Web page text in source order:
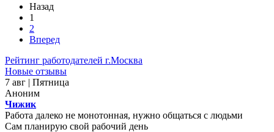
Назад
1
2
Вперед
Рейтинг работодателей г.Москва
Новые отзывы
7 авг | Пятница
Аноним
Чижик
Работа далеко не монотонная, нужно общаться с людьми
Сам планирую свой рабочий день